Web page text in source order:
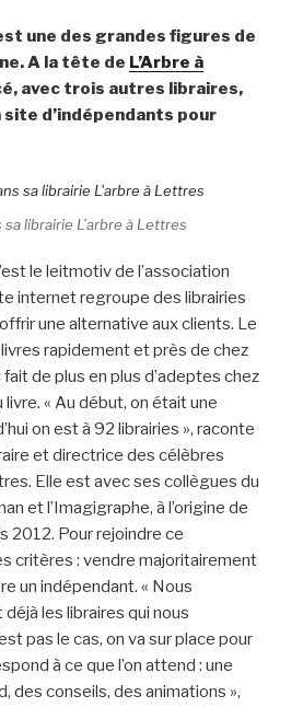
une des grandes figures de
A la tête de L’Arbre à
avec trois autres libraires,
site d’indépendants pour
librairie L’arbre à Lettres
le leitmotiv de l’association
internet regroupe des librairies
une alternative aux clients. Le
rapidement et près de chez
de plus en plus d’adeptes chez
« Au début, on était une
on est à 92 librairies », raconte
et directrice des célèbres
Elle est avec ses collègues du
et l’Imagigraphe, à l’origine de
2012. Pour rejoindre ce
critères : vendre majoritairement
un indépendant. « Nous
les libraires qui nous
pas le cas, on va sur place pour
à ce que l’on attend : une
des conseils, des animations »,